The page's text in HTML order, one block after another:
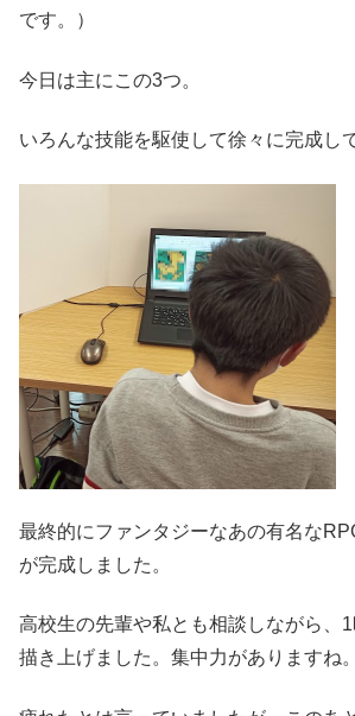
です。）
今日は主にこの3つ。
いろんな技能を駆使して徐々に完成し
最終的にファンタジーなあの有名な
が完成しました。
高校生の先輩や私とも相談しながら、
描き上げました。集中力がありますね。